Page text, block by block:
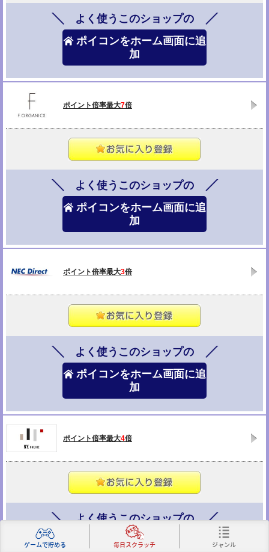
ゲームで貯める 毎日スクラッチ ジャンル
よく使うこのショップの
ポイコンをホーム画面に追
加
ポイント倍率最大7倍
よく使うこのショップの
ポイコンをホーム画面に追
加
ポイント倍率最大3倍
よく使うこのショップの
ポイコンをホーム画面に追
加
ポイント倍率最大4倍
よく使うこのショップの
ポイコンをホーム画面に追